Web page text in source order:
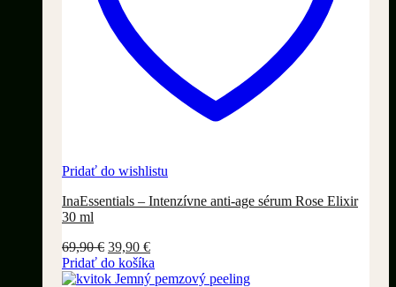
Pridať do wishlistu
InaEssentials – Intenzívne anti-age sérum Rose Elixir
30 ml
69,90€ Pôvodná
cena
bola:
39,90 €Aktuálna
cena
je:
Pridať do košíka